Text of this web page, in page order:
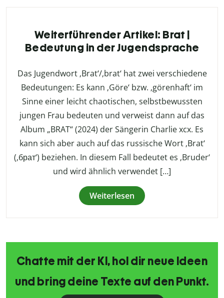
Weiterführender Artikel: Brat |
Bedeutung in der Jugendsprache
Das Jugendwort ‚Brat‘/‚brat‘ hat zwei verschiedene
Bedeutungen: Es kann ‚Göre‘ bzw. ‚görenhaft‘ im
Sinne einer leicht chaotischen, selbstbewussten
jungen Frau bedeuten und verweist dann auf das
Album „BRAT“ (2024) der Sängerin Charlie xcx. Es
kann sich aber auch auf das russische Wort ‚Brat‘
(‚брат‘) beziehen. In diesem Fall bedeutet es ‚Bruder‘
und wird ähnlich verwendet […]
Weiterlesen
Chatte mit der KI, hol dir neue Ideen
und bring deine Texte auf den Punkt.